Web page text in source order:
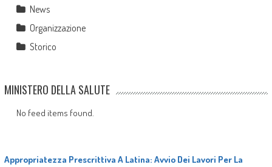
News
Organizzazione
Storico
MINISTERO DELLA SALUTE
No feed items found.
Appropriatezza Prescrittiva A Latina: Avvio Dei Lavori Per La